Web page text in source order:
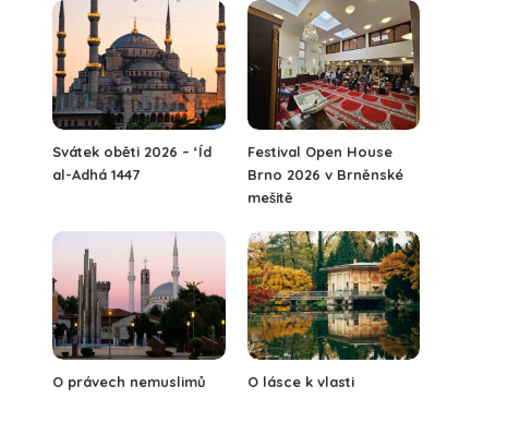
Svátek oběti 2026 – ‘Íd
al-Adhá 1447
Festival Open House
Brno 2026 v Brněnské
mešitě
O právech nemuslimů O lásce k vlasti